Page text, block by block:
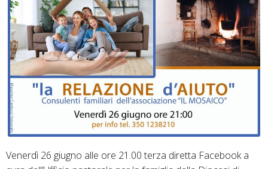
Venerdì 26 giugno alle ore 21.00 terza diretta Facebook a